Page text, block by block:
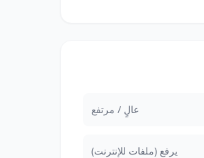
عالٍ / مرتفع
يرفع (ملفات للإنترنت)